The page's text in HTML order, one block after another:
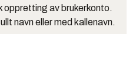
oppretting av brukerkonto.
navn eller med kallenavn.